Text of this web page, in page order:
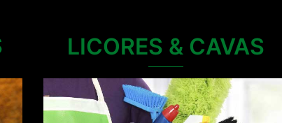
LICORES & CAVAS